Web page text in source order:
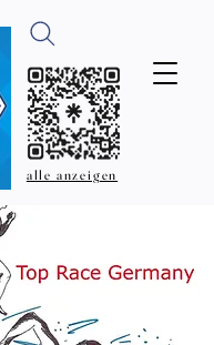
alle anzeigen